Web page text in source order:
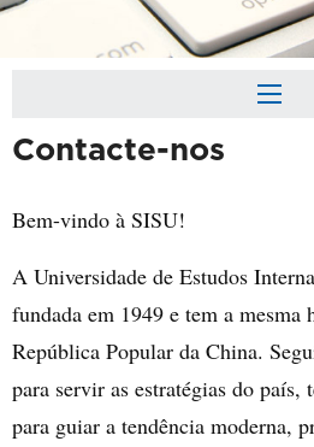
Contacte-nos
Bem-vindo à SISU!
A Universidade de Estudos
fundada em 1949 e tem a mesma
República Popular da China.
para servir as estratégias do país,
para guiar a tendência moderna,